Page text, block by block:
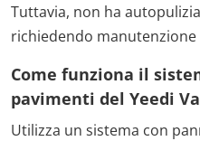
Tuttavia, non ha
richiedendo manutenzione
Come funziona il
pavimenti del Yeedi
Utilizza un sistema con